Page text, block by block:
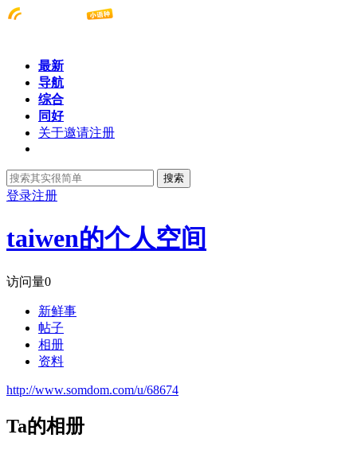
最新
导航
综合
同好
关于邀请注册
搜索
登录注册
taiwen的个人空间
访问量0
新鲜事
帖子
相册
资料
http://www.somdom.com/u/68674
Ta的相册